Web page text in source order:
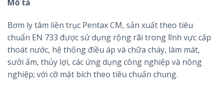
Mô tả
Bơm ly tâm liền trục Pentax CM, sản xuất theo tiêu
chuẩn EN 733 được sử dụng rộng rãi trong lĩnh vực cấp
thoát nước, hệ thống điều áp và chữa cháy, làm mát,
sưởi ấm, thủy lợi, các ứng dụng công nghiệp và nông
nghiệp; với cỡ mặt bích theo tiêu chuẩn chung.